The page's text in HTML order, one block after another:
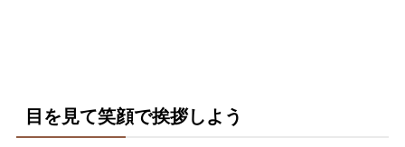
目を見て笑顔で挨拶しよう